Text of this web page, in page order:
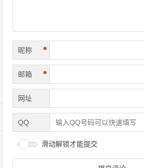
昵称 *
邮箱 *
网址
QQ
滑动解锁才能提交